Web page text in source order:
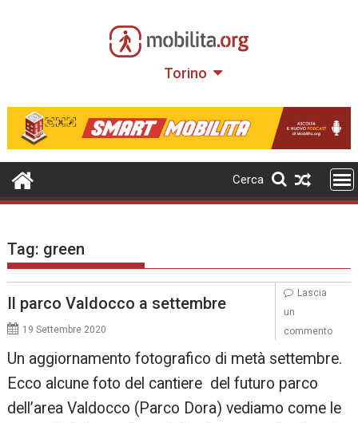
Torino
Cerca
Tag: green
Il parco Valdocco a settembre
19 Settembre 2020
Un aggiornamento fotografico di metà settembre.
Ecco alcune foto del cantiere del futuro parco
dell’area Valdocco (Parco Dora) vediamo come le
Lascia
un
commento